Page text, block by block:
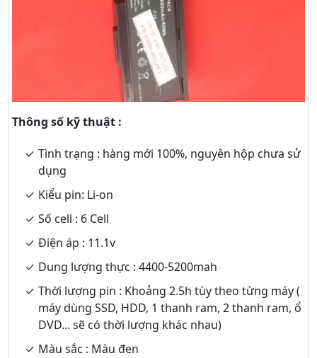
Thông số kỹ thuật :
Tình trạng : hàng mới 100%, nguyên hộp chưa sử
dụng
Kiểu pin: Li-on
Số cell : 6 Cell
Điện áp : 11.1v
Dung lượng thực : 4400-5200mah
Thời lượng pin : Khoảng 2.5h tùy theo từng máy (
máy dùng SSD, HDD, 1 thanh ram, 2 thanh ram, ổ
DVD... sẽ có thời lượng khác nhau)
Màu sắc : Màu đen